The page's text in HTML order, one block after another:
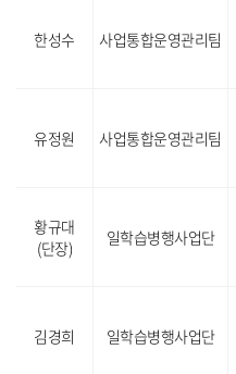
한성수 사업통합운영관리팀
유정원 사업통합운영관리팀
황규대
(단장)
일학습병행사업단
김경희 일학습병행사업단